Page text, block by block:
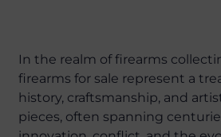
In the realm of firearms
firearms for sale represent a
history, craftsmanship, and
pieces, often spanning